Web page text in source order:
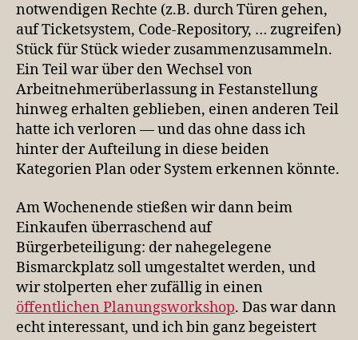
notwendigen Rechte (z.B. durch Türen gehen,
auf Ticketsystem, Code-Repository, … zugreifen)
Stück für Stück wieder zusammenzusammeln.
Ein Teil war über den Wechsel von
Arbeitnehmerüberlassung in Festanstellung
hinweg erhalten geblieben, einen anderen Teil
hatte ich verloren — und das ohne dass ich
hinter der Aufteilung in diese beiden
Kategorien Plan oder System erkennen könnte.
Am Wochenende stießen wir dann beim
Einkaufen überraschend auf
Bürgerbeteiligung: der nahegelegene
Bismarckplatz soll umgestaltet werden, und
wir stolperten eher zufällig in einen
öffentlichen Planungsworkshop. Das war dann
echt interessant, und ich bin ganz begeistert